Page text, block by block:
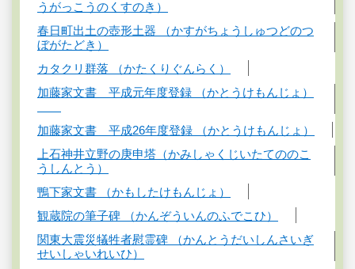
うがっこうのくすのき）
春日町出土の壺形土器 （かすがちょうしゅつどのつ
ぼがたどき）
カタクリ群落 （かたくりぐんらく）
加藤家文書 平成元年度登録 （かとうけもんじょ）
加藤家文書 平成26年度登録 （かとうけもんじょ）
上石神井立野の庚申塔（かみしゃくじいたてののこ
うしんとう）
鴨下家文書 （かもしたけもんじょ）
観蔵院の筆子碑 （かんぞういんのふでこひ）
関東大震災犠牲者慰霊碑 （かんとうだいしんさいぎ
せいしゃいれいひ）